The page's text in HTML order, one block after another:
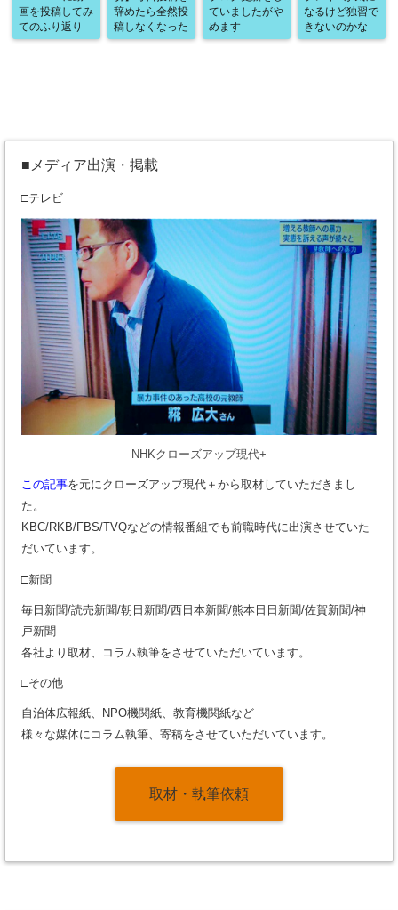
画を投稿してみ
てのふり返り
辞めたら全然投
稿しなくなった
ていましたがや
めます
なるけど独習で
きないのかな
■メディア出演・掲載
□テレビ
NHKクローズアップ現代+
この記事を元にクローズアップ現代＋から取材していただきまし
た。
KBC/RKB/FBS/TVQなどの情報番組でも前職時代に出演させていた
だいています。
□新聞
毎日新聞/読売新聞/朝日新聞/西日本新聞/熊本日日新聞/佐賀新聞/神
戸新聞
各社より取材、コラム執筆をさせていただいています。
□その他
自治体広報紙、NPO機関紙、教育機関紙など
様々な媒体にコラム執筆、寄稿をさせていただいています。
取材・執筆依頼